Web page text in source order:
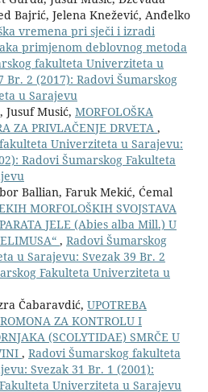
Bajrić, Jelena Knežević, Anđelko
vremena pri sječi i izradi
primjenom deblovnog metoda
fakulteta Univerziteta u
Br. 2 (2017): Radovi Šumarskog
u Sarajevu
Musić, MORFOLOŠKA
ZA PRIVLAČENJE DRVETA ,
Univerziteta u Sarajevu:
Radovi Šumarskog Fakulteta
Ballian, Faruk Mekić, Ćemal
MORFOLOŠKIH SVOJSTAVA
JELE (Abies alba Mill.) U
, Radovi Šumarskog
u Sarajevu: Svezak 39 Br. 2
Fakulteta Univerziteta u
Čabaravdić, UPOTREBA
ZA KONTROLU I
(SCOLYTIDAE) SMRČE U
, Radovi Šumarskog fakulteta
Svezak 31 Br. 1 (2001):
Univerziteta u Sarajevu